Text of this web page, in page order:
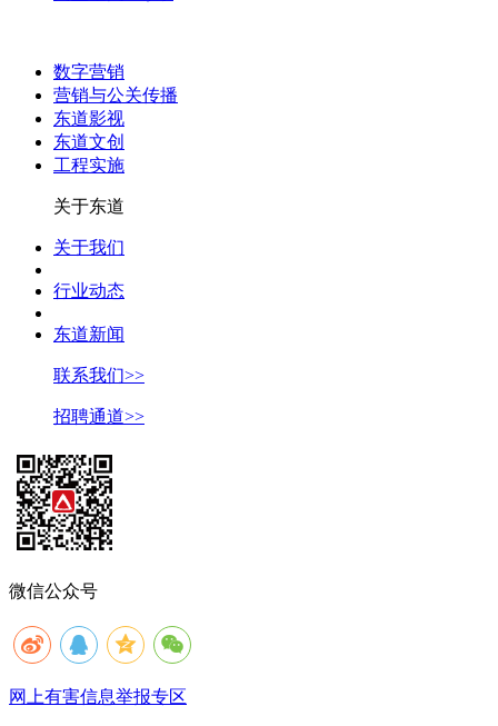
数字营销
营销与公关传播
东道影视
东道文创
工程实施
关于东道
关于我们
行业动态
东道新闻
联系我们>>
招聘通道>>
微信公众号
网上有害信息举报专区